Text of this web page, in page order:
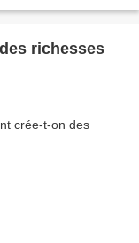
richesses